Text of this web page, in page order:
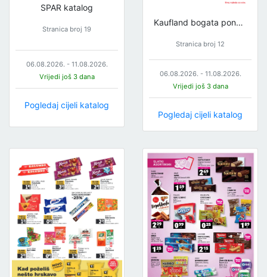
SPAR katalog
Stranica broj 19
06.08.2026. - 11.08.2026.
Vrijedi još 3 dana
Pogledaj cijeli katalog
Kaufland bogata ponuda
Stranica broj 12
06.08.2026. - 11.08.2026.
Vrijedi još 3 dana
Pogledaj cijeli katalog